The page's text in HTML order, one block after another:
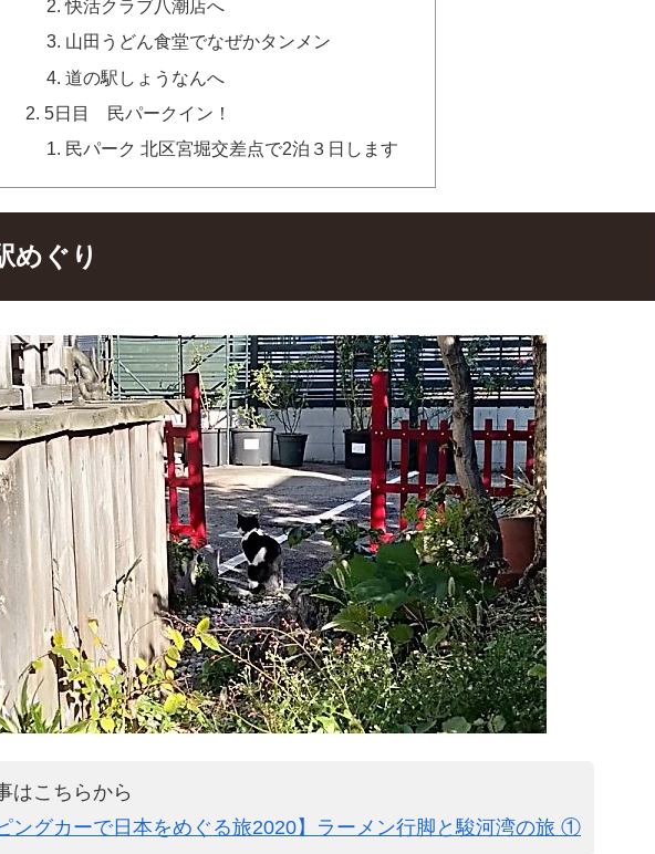
快活クラブ八潮店へ
山田うどん食堂でなぜかタンメン
道の駅しょうなんへ
5日目 民パークイン！
民パーク 北区宮堀交差点で2泊３日します
めぐり
はこちらから
ングカーで日本をめぐる旅2020】ラーメン行脚と駿河湾の旅 ①